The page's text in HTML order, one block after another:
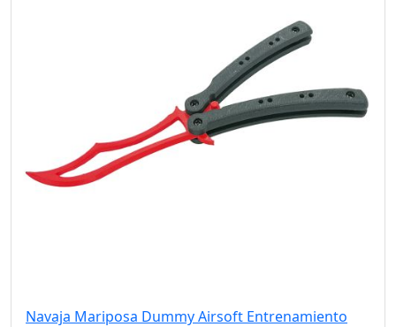
Navaja Mariposa Dummy Airsoft Entrenamiento